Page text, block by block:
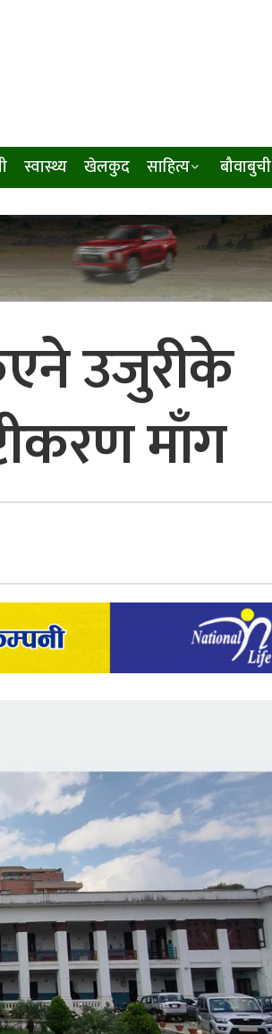
स्वास्थ्य खेलकुद साहित्य बौवाबुची
उजुरीके
माँग